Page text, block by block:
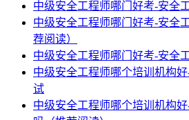
中级安全工程师哪门好考-安全
中级安全工程师哪门好考-安全
荐阅读）
中级安全工程师哪门好考-安全
中级安全工程师哪个培训机构
试
中级安全工程师哪个培训机构